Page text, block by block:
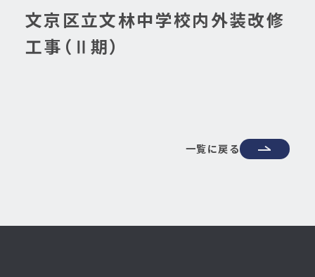
文京区立文林中学校内外装改修
工事（Ⅱ期）
一覧に戻る